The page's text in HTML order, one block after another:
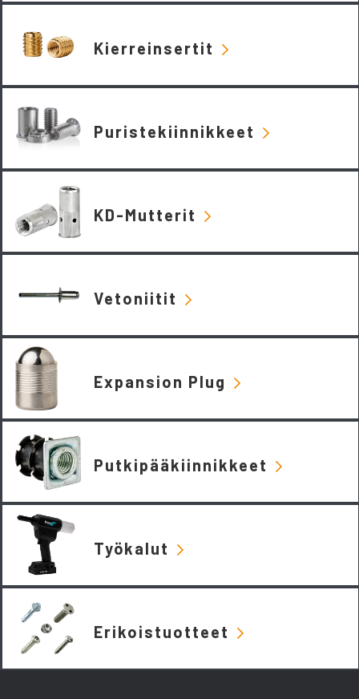
Kierreinsertit
Puristekiinnikkeet
KD-Mutterit
Vetoniitit
Expansion Plug
Putkipääkiinnikkeet
Työkalut
Erikoistuotteet